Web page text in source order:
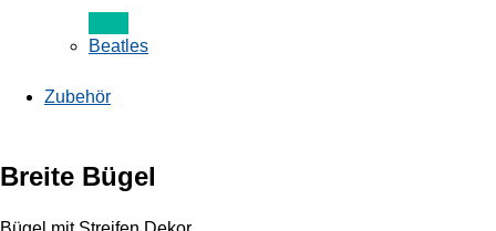
Beatles
Zubehör
Breite Bügel